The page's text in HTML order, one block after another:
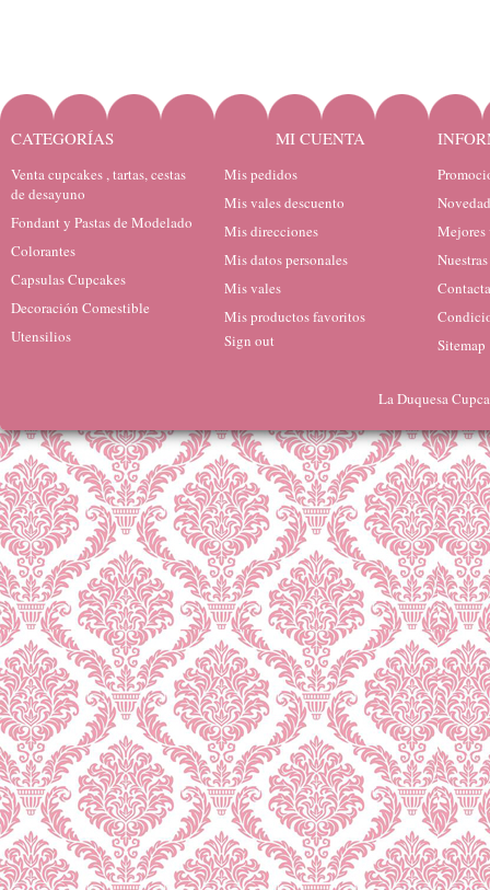
CATEGORÍAS
Venta cupcakes , tartas, cestas
de desayuno
Fondant y Pastas de Modelado
Colorantes
Capsulas Cupcakes
Decoración Comestible
Utensilios
MI CUENTA
Mis pedidos
Mis vales descuento
Mis direcciones
Mis datos personales
Mis vales
Mis productos favoritos
Sign out
Mejores
Sitemap
La Duquesa